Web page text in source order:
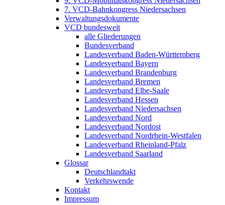
7. VCD-Bahnkongress Niedersachsen
Verwaltungsdokumente
VCD bundesweit
alle Gliederungen
Bundesverband
Landesverband Baden-Württemberg
Landesverband Bayern
Landesverband Brandenburg
Landesverband Bremen
Landesverband Elbe-Saale
Landesverband Hessen
Landesverband Niedersachsen
Landesverband Nord
Landesverband Nordost
Landesverband Nordrhein-Westfalen
Landesverband Rheinland-Pfalz
Landesverband Saarland
Glossar
Deutschlandtakt
Verkehrswende
Kontakt
Impressum